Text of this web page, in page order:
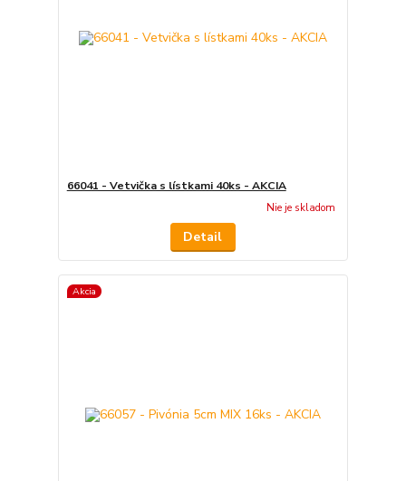
66041 - Vetvička s lístkami 40ks - AKCIA
Nie je skladom
Detail
Akcia